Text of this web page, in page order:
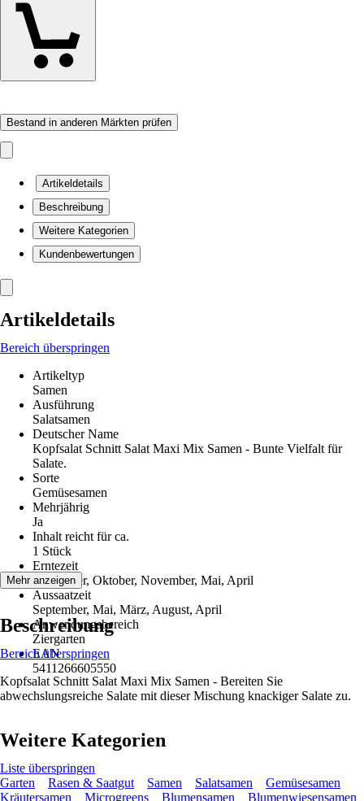
Bestand in anderen Märkten prüfen
Artikeldetails
Beschreibung
Weitere Kategorien
Kundenbewertungen
Artikeldetails
Bereich überspringen
Artikeltyp
Samen
Ausführung
Salatsamen
Deutscher Name
Kopfsalat Schnitt Salat Maxi Mix Samen - Bunte Vielfalt für
Salate.
Sorte
Gemüsesamen
Mehrjährig
Ja
Inhalt reicht für ca.
1 Stück
Erntezeit
September, Oktober, November, Mai, April
Aussaatzeit
September, Mai, März, August, April
Anwendungsbereich
Ziergarten
EAN
5411266605550
Mehr anzeigen
Beschreibung
Bereich überspringen
Kopfsalat Schnitt Salat Maxi Mix Samen - Bereiten Sie
abwechslungsreiche Salate mit dieser Mischung knackiger Salate zu.
Weitere Kategorien
Liste überspringen
Garten
Rasen & Saatgut Samen Salatsamen
Gemüsesamen
Kräutersamen
Microgreens Blumensamen Blumenwiesensamen